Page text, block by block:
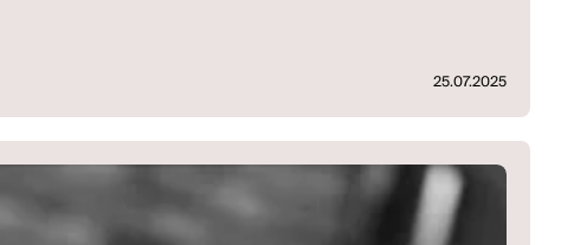
25.07.2025